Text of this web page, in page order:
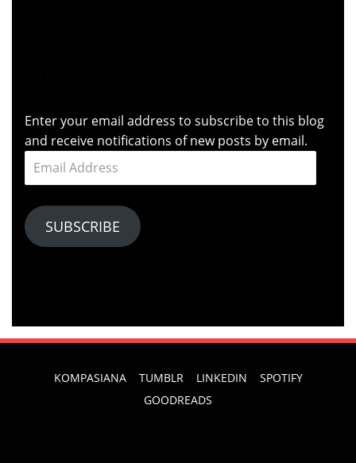
Enter your email address to subscribe to this blog
and receive notifications of new posts by email.
Email
SUBSCRIBE
KOMPASIANA TUMBLR LINKEDIN
SPOTIFY
GOODREADS